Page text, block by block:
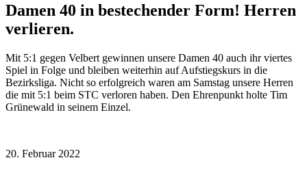
Damen 40 in bestechender Form! Herren
verlieren.
Mit 5:1 gegen Velbert gewinnen unsere Damen 40 auch ihr viertes
Spiel in Folge und bleiben weiterhin auf Aufstiegskurs in die
Bezirksliga. Nicht so erfolgreich waren am Samstag unsere Herren
die mit 5:1 beim STC verloren haben. Den Ehrenpunkt holte Tim
Grünewald in seinem Einzel.
20. Februar 2022